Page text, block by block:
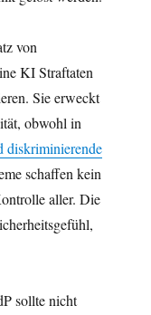
von
KI Straftaten
Sie erweckt
obwohl in
diskriminierende
schaffen kein
aller. Die
sollte nicht